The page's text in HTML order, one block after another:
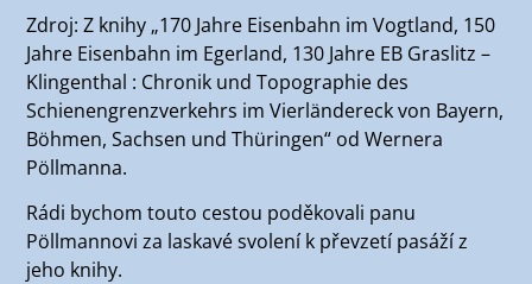
Zdroj: Z knihy „170 Jahre Eisenbahn im Vogtland, 150
Jahre Eisenbahn im Egerland, 130 Jahre EB Graslitz –
Klingenthal : Chronik und Topographie des
Schienengrenzverkehrs im Vierländereck von Bayern,
Böhmen, Sachsen und Thüringen“ od Wernera
Pöllmanna.
Rádi bychom touto cestou poděkovali panu
Pöllmannovi za laskavé svolení k převzetí pasáží z
jeho knihy.